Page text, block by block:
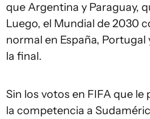
que Argentina y Paraguay,
Luego, el Mundial de 2030
normal en España,
la final.
Sin los votos en FIFA que
la competencia a